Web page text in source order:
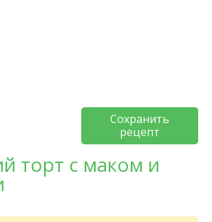
Сохранить
рецепт
торт с маком и